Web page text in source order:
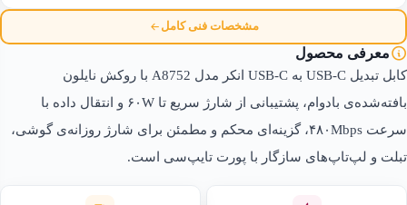
مشخصات فنی کامل
معرفی محصول
کابل تبدیل USB-C به USB-C انکر مدل A8752 با روکش نایلون
بافته‌شده‌ی بادوام، پشتیبانی از شارژ سریع تا ۶۰W و انتقال داده با
سرعت ۴۸۰Mbps، گزینه‌ای محکم و مطمئن برای شارژ روزانه‌ی گوشی،
تبلت و لپ‌تاپ‌های سازگار با پورت تایپ‌سی است.